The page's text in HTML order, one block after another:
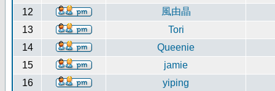
12
風由晶
13
Tori
14
Queenie
15
jamie
16
yiping